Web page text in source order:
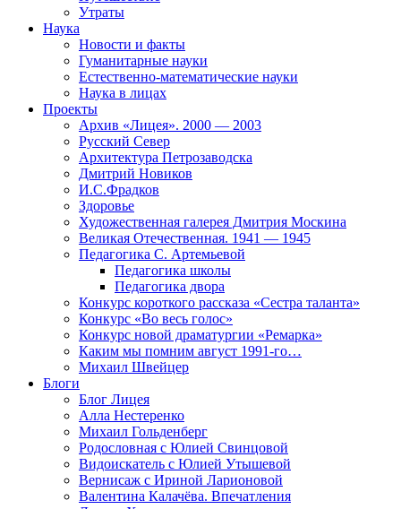
Утраты
Наука
Новости и факты
Гуманитарные науки
Естественно-математические науки
Наука в лицах
Проекты
Архив «Лицея». 2000 — 2003
Русский Север
Архитектура Петрозаводска
Дмитрий Новиков
И.С.Фрадков
Здоровье
Художественная галерея Дмитрия Москина
Великая Отечественная. 1941 — 1945
Педагогика С. Артемьевой
Педагогика школы
Педагогика двора
Конкурс короткого рассказа «Сестра таланта»
Конкурс «Во весь голос»
Конкурс новой драматургии «Ремарка»
Каким мы помним август 1991-го…
Михаил Швейцер
Блоги
Блог Лицея
Алла Нестеренко
Михаил Гольденберг
Родословная с Юлией Свинцовой
Видоискатель с Юлией Утышевой
Вернисаж с Ириной Ларионовой
Валентина Калачёва. Впечатления